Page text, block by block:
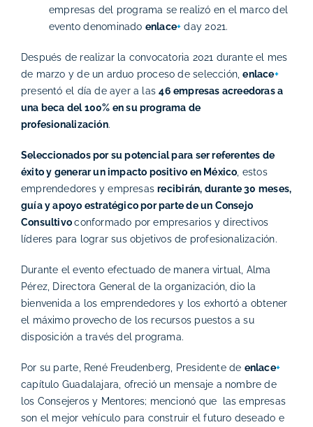
empresas del programa se realizó en el marco del
evento denominado enlace+ day 2021.
Después de realizar la convocatoria 2021 durante el mes
de marzo y de un arduo proceso de selección,enlace+
presentó el día de ayer a las46 empresas acreedoras a
una beca del 100% en su programa de
profesionalización.
Seleccionados por su potencial para ser referentes de
éxito y generar un impacto positivo en México, estos
emprendedores y empresasrecibirán, durante 30 meses,
guía y apoyo estratégico por parte de un Consejo
Consultivoconformado por empresarios y directivos
líderes para lograr sus objetivos de profesionalización.
Durante el evento efectuado de manera virtual, Alma
Pérez, Directora General de la organización, dio la
bienvenida a los emprendedores y los exhortó a obtener
el máximo provecho de los recursos puestos a su
disposición a través del programa.
Por su parte, René Freudenberg, Presidente de enlace+
capítulo Guadalajara, ofreció un mensaje a nombre de
los Consejeros y Mentores; mencionó que las empresas
son el mejor vehículo para construir el futuro deseado e